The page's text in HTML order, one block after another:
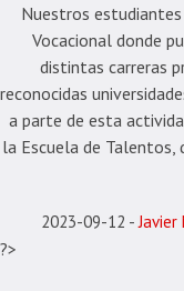
Nuestros
Vocacional donde
distintas carreras
reconocidas
a parte de esta
la Escuela de Talentos,
2023-09-12 Javier
?>